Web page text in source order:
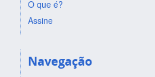
O que é?
Assine
Navegação